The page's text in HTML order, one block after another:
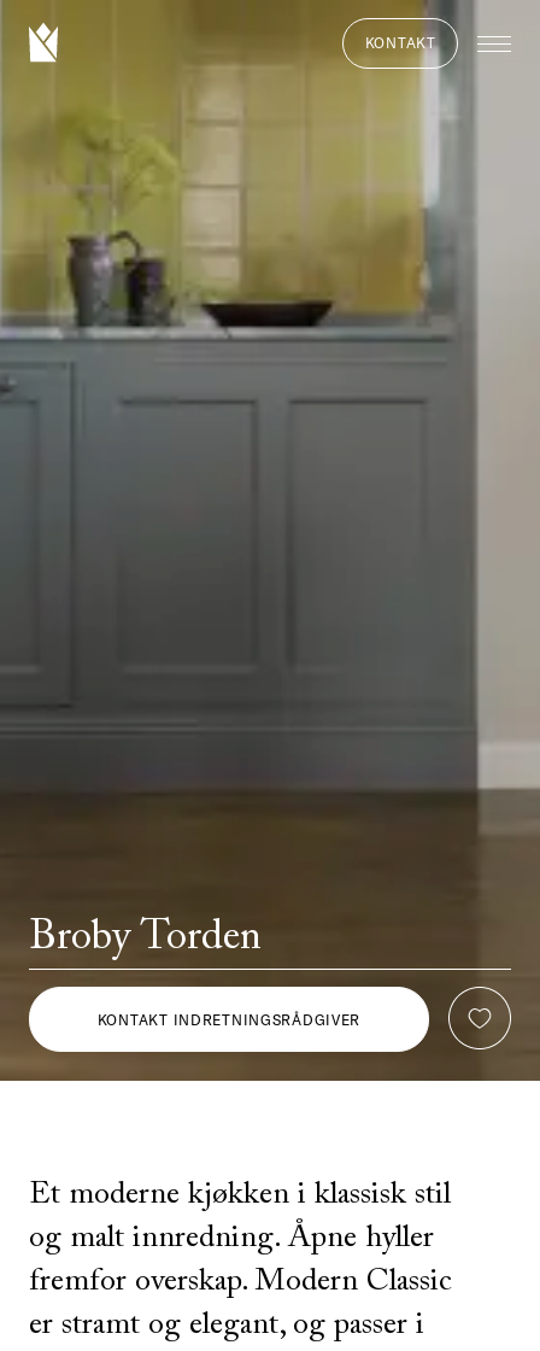
KONTAKT
Broby Torden
KONTAKT INDRETNINGSRÅDGIVER
Et moderne kjøkken i klassisk stil
og malt innredning. Åpne hyller
fremfor overskap. Modern Classic
er stramt og elegant, og passer i